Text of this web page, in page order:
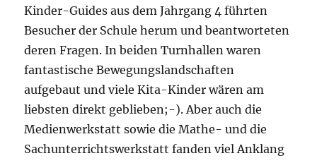
Kinder-Guides aus dem Jahrgang 4 führten
Besucher der Schule herum und beantworteten
deren Fragen. In beiden Turnhallen waren
fantastische Bewegungslandschaften
aufgebaut und viele Kita-Kinder wären am
liebsten direkt geblieben;-). Aber auch die
Medienwerkstatt sowie die Mathe- und die
Sachunterrichtswerkstatt fanden viel Anklang